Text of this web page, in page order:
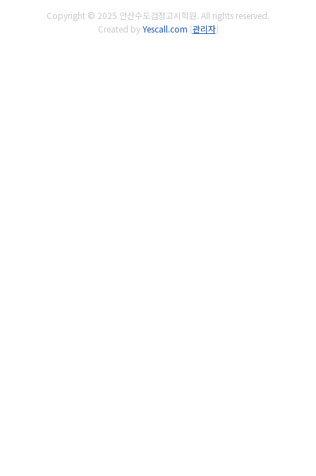
Copyright © 2025 안산수도검정고시학원. All rights reserved.
Created byYescall.com [관리자]